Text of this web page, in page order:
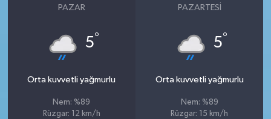
PAZAR
5°
Orta kuvvetli yağmurlu
Nem: %89
Rüzgar: 12 km/h
PAZARTESI
5°
Orta kuvvetli yağmurlu
Nem: %89
Rüzgar: 15 km/h